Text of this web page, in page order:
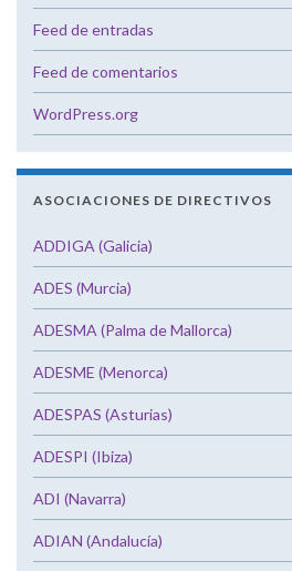
Feed de entradas
Feed de comentarios
WordPress.org
ASOCIACIONES DE DIRECTIVOS
ADDIGA (Galicia)
ADES (Murcia)
ADESMA (Palma de Mallorca)
ADESME (Menorca)
ADESPAS (Asturias)
ADESPI (Ibiza)
ADI (Navarra)
ADIAN (Andalucía)